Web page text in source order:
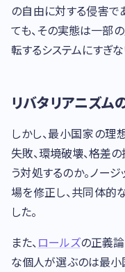
の自由に対する侵害で
ても、その実態は一部
転するシステムにすぎな
リバタリアニズム
しかし、最小国家の理
失敗、環境破壊、格差
う対処するのか。ノー
場を修正し、共同体的
した。
また、ロールズの正義論
な個人が選ぶのは最小